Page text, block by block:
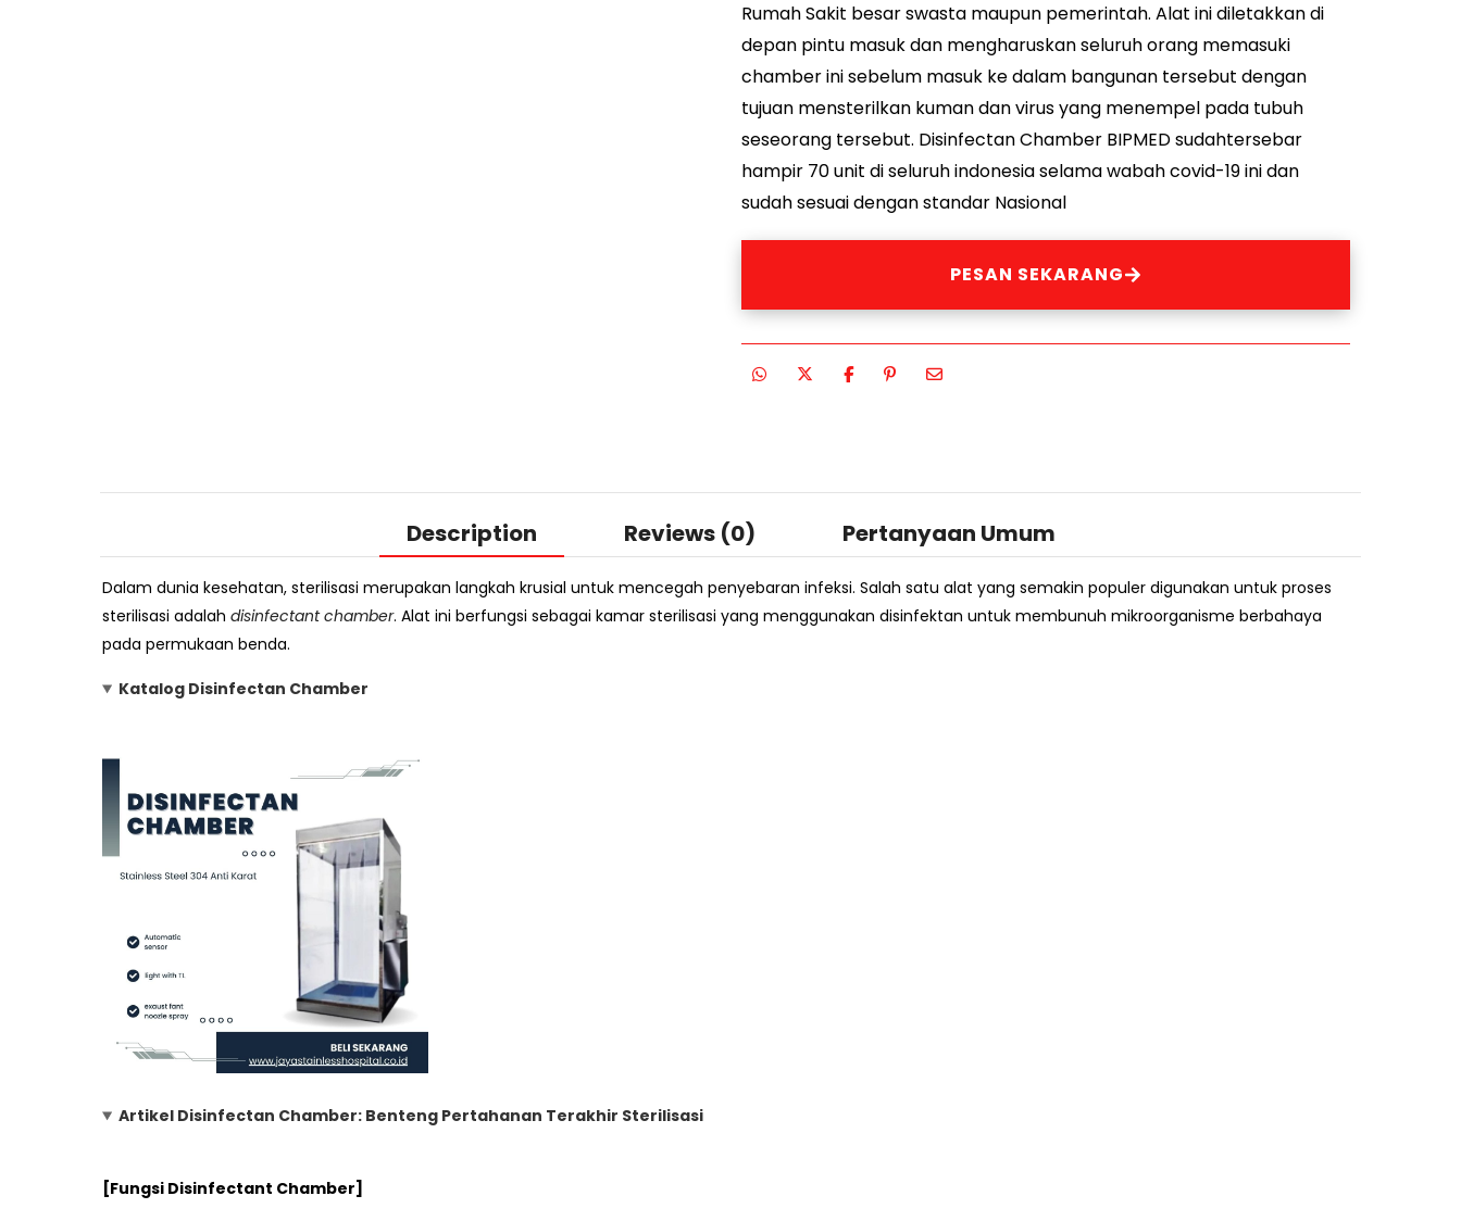
Rumah Sakit besar swasta maupun pemerintah. Alat ini diletakkan di
depan pintu masuk dan mengharuskan seluruh orang memasuki
chamber ini sebelum masuk ke dalam bangunan tersebut dengan
tujuan mensterilkan kuman dan virus yang menempel pada tubuh
seseorang tersebut. Disinfectan Chamber BIPMED sudahtersebar
hampir 70 unit di seluruh indonesia selama wabah covid-19 ini dan
sudah sesuai dengan standar Nasional
PESAN SEKARANG
Description Reviews (0) Pertanyaan Umum
Dalam dunia kesehatan, sterilisasi merupakan langkah krusial untuk mencegah penyebaran infeksi. Salah satu alat yang semakin populer digunakan untuk proses
sterilisasi adalah disinfectant chamber. Alat ini berfungsi sebagai kamar sterilisasi yang menggunakan disinfektan untuk membunuh mikroorganisme berbahaya
pada permukaan benda.
Katalog Disinfectan Chamber
Artikel Disinfectan Chamber: Benteng Pertahanan Terakhir Sterilisasi
[Fungsi Disinfectant Chamber]